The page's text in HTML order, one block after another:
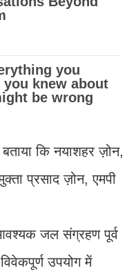
कि नयाशहर ज़ोन,
प्रसाद ज़ोन, एमपी
जल संग्रहण पूर्व
उपयोग में